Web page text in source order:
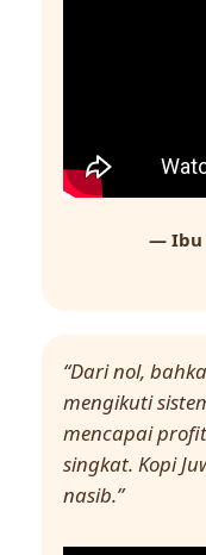
— Ibu
“Dari nol,
mengikuti
mencapai
singkat. Kopi
nasib.”